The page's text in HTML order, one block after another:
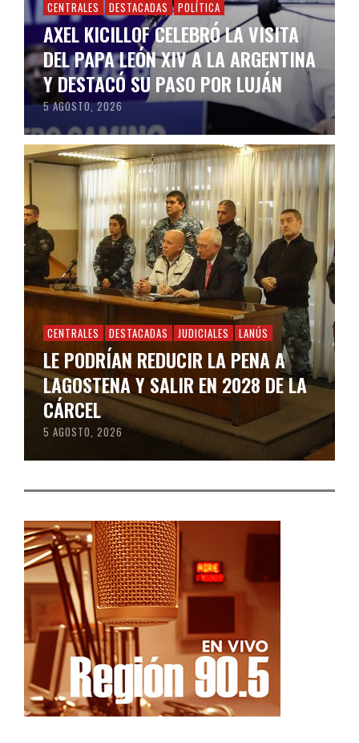
CENTRALES DESTACADAS POLÍTICA
AXEL KICILLOF CELEBRÓ LA VISITA
DEL PAPA LEÓN XIV A LA ARGENTINA
Y DESTACÓ SU PASO POR LUJÁN
5 AGOSTO, 2026
CENTRALES DESTACADAS JUDICIALES LANÚS
LE PODRÍAN REDUCIR LA PENA A
LAGOSTENA Y SALIR EN 2028 DE LA
CÁRCEL
5 AGOSTO, 2026